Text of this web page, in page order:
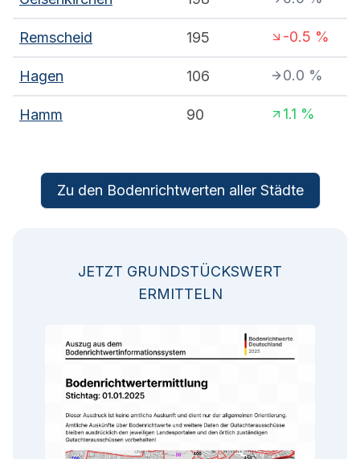
Remscheid 195 -0.5 %
Hagen 106 0.0 %
Hamm 90 1.1 %
Zu den Bodenrichtwerten aller Städte
JETZT GRUNDSTÜCKSWERT
ERMITTELN